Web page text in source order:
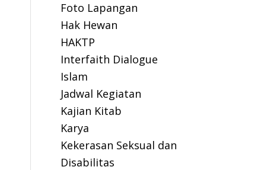
Foto Lapangan
Hak Hewan
HAKTP
Interfaith Dialogue
Islam
Jadwal Kegiatan
Kajian Kitab
Karya
Kekerasan Seksual dan
Disabilitas